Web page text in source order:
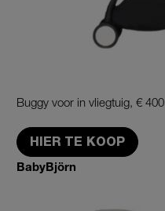
Buggy voor in vliegtuig, € 400
HIER TE KOOP
BabyBjörn